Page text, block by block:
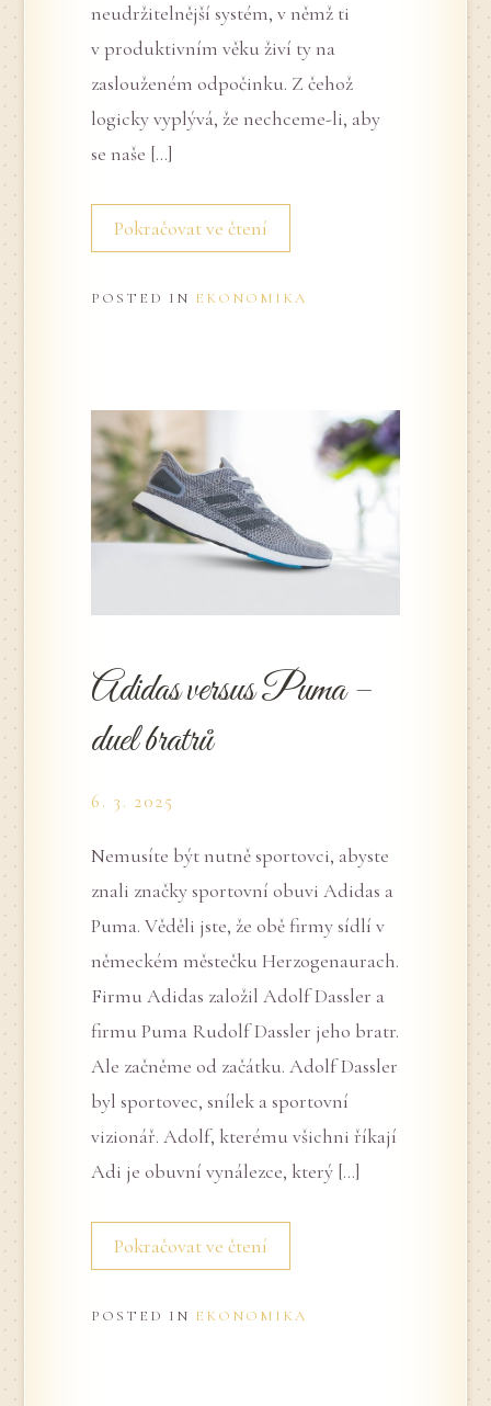
neudržitelnější systém, v němž ti
v produktivním věku živí ty na
zaslouženém odpočinku. Z čehož
logicky vyplývá, že nechceme-li, aby
se naše […]
Pokračovat ve čtení
POSTED IN EKONOMIKA
Adidas versus Puma –
duel bratrů
6. 3. 2025
Nemusíte být nutně sportovci, abyste
znali značky sportovní obuvi Adidas a
Puma. Věděli jste, že obě firmy sídlí v
německém městečku Herzogenaurach.
Firmu Adidas založil Adolf Dassler a
firmu Puma Rudolf Dassler jeho bratr.
Ale začněme od začátku. Adolf Dassler
byl sportovec, snílek a sportovní
vizionář. Adolf, kterému všichni říkají
Adi je obuvní vynálezce, který […]
Pokračovat ve čtení
POSTED IN EKONOMIKA